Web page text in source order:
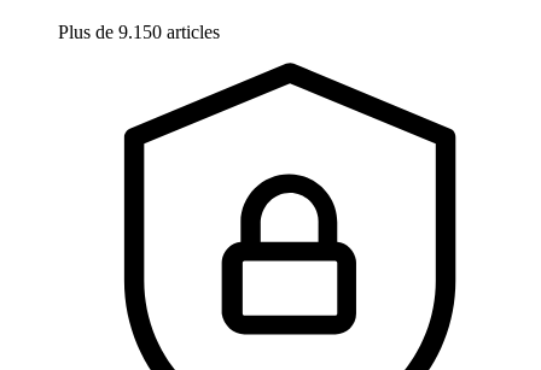
Plus de 9.150 articles